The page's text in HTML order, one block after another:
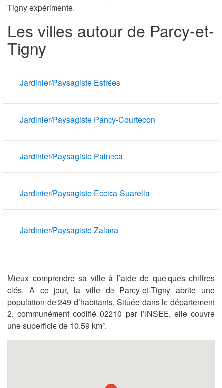
Tigny expérimenté.
Les villes autour de Parcy-et-
Tigny
Jardinier/Paysagiste Estrées
Jardinier/Paysagiste Pancy-Courtecon
Jardinier/Paysagiste Palneca
Jardinier/Paysagiste Eccica-Suarella
Jardinier/Paysagiste Zalana
Mieux comprendre sa ville à l’aide de quelques chiffres
clés. A ce jour, la ville de Parcy-et-Tigny abrite une
population de 249 d’habitants. Située dans le département
2, communément codifié 02210 par l’INSEE, elle couvre
une superficie de 10.59 km².